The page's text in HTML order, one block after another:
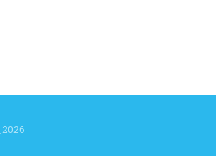
2026